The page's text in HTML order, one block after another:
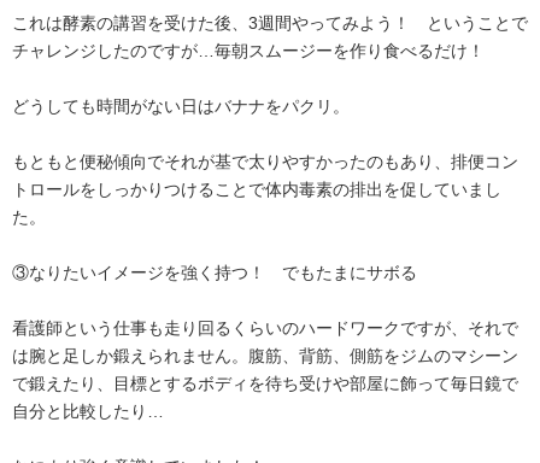
これは酵素の講習を受けた後、3週間やってみよう！ ということで
チャレンジしたのですが…毎朝スムージーを作り食べるだけ！
どうしても時間がない日はバナナをパクリ。
もともと便秘傾向でそれが基で太りやすかったのもあり、排便コン
トロールをしっかりつけることで体内毒素の排出を促していまし
た。
③なりたいイメージを強く持つ！ でもたまにサボる
看護師という仕事も走り回るくらいのハードワークですが、それで
は腕と足しか鍛えられません。腹筋、背筋、側筋をジムのマシーン
で鍛えたり、目標とするボディを待ち受けや部屋に飾って毎日鏡で
自分と比較したり…